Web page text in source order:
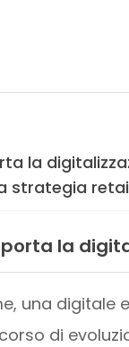
la
strategia
la
una digitale
di